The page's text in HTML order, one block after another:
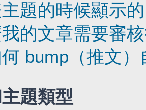
題的時候顯示
的文章需要審
bump（推文
題類型